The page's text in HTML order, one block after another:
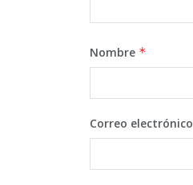
Nombre *
Correo electrónico